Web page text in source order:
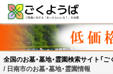
Skip
content
全国のお墓・墓地・霊園検索サイ
ご供養をもっと身近に
全国のお墓・墓地・霊園検索サイト「ご
/ 日南市のお墓・墓地・霊園情報